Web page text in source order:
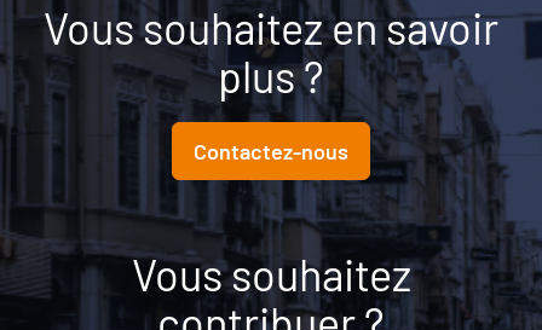
Vous souhaitez en savoir
plus ?
Contactez-nous
Vous souhaitez